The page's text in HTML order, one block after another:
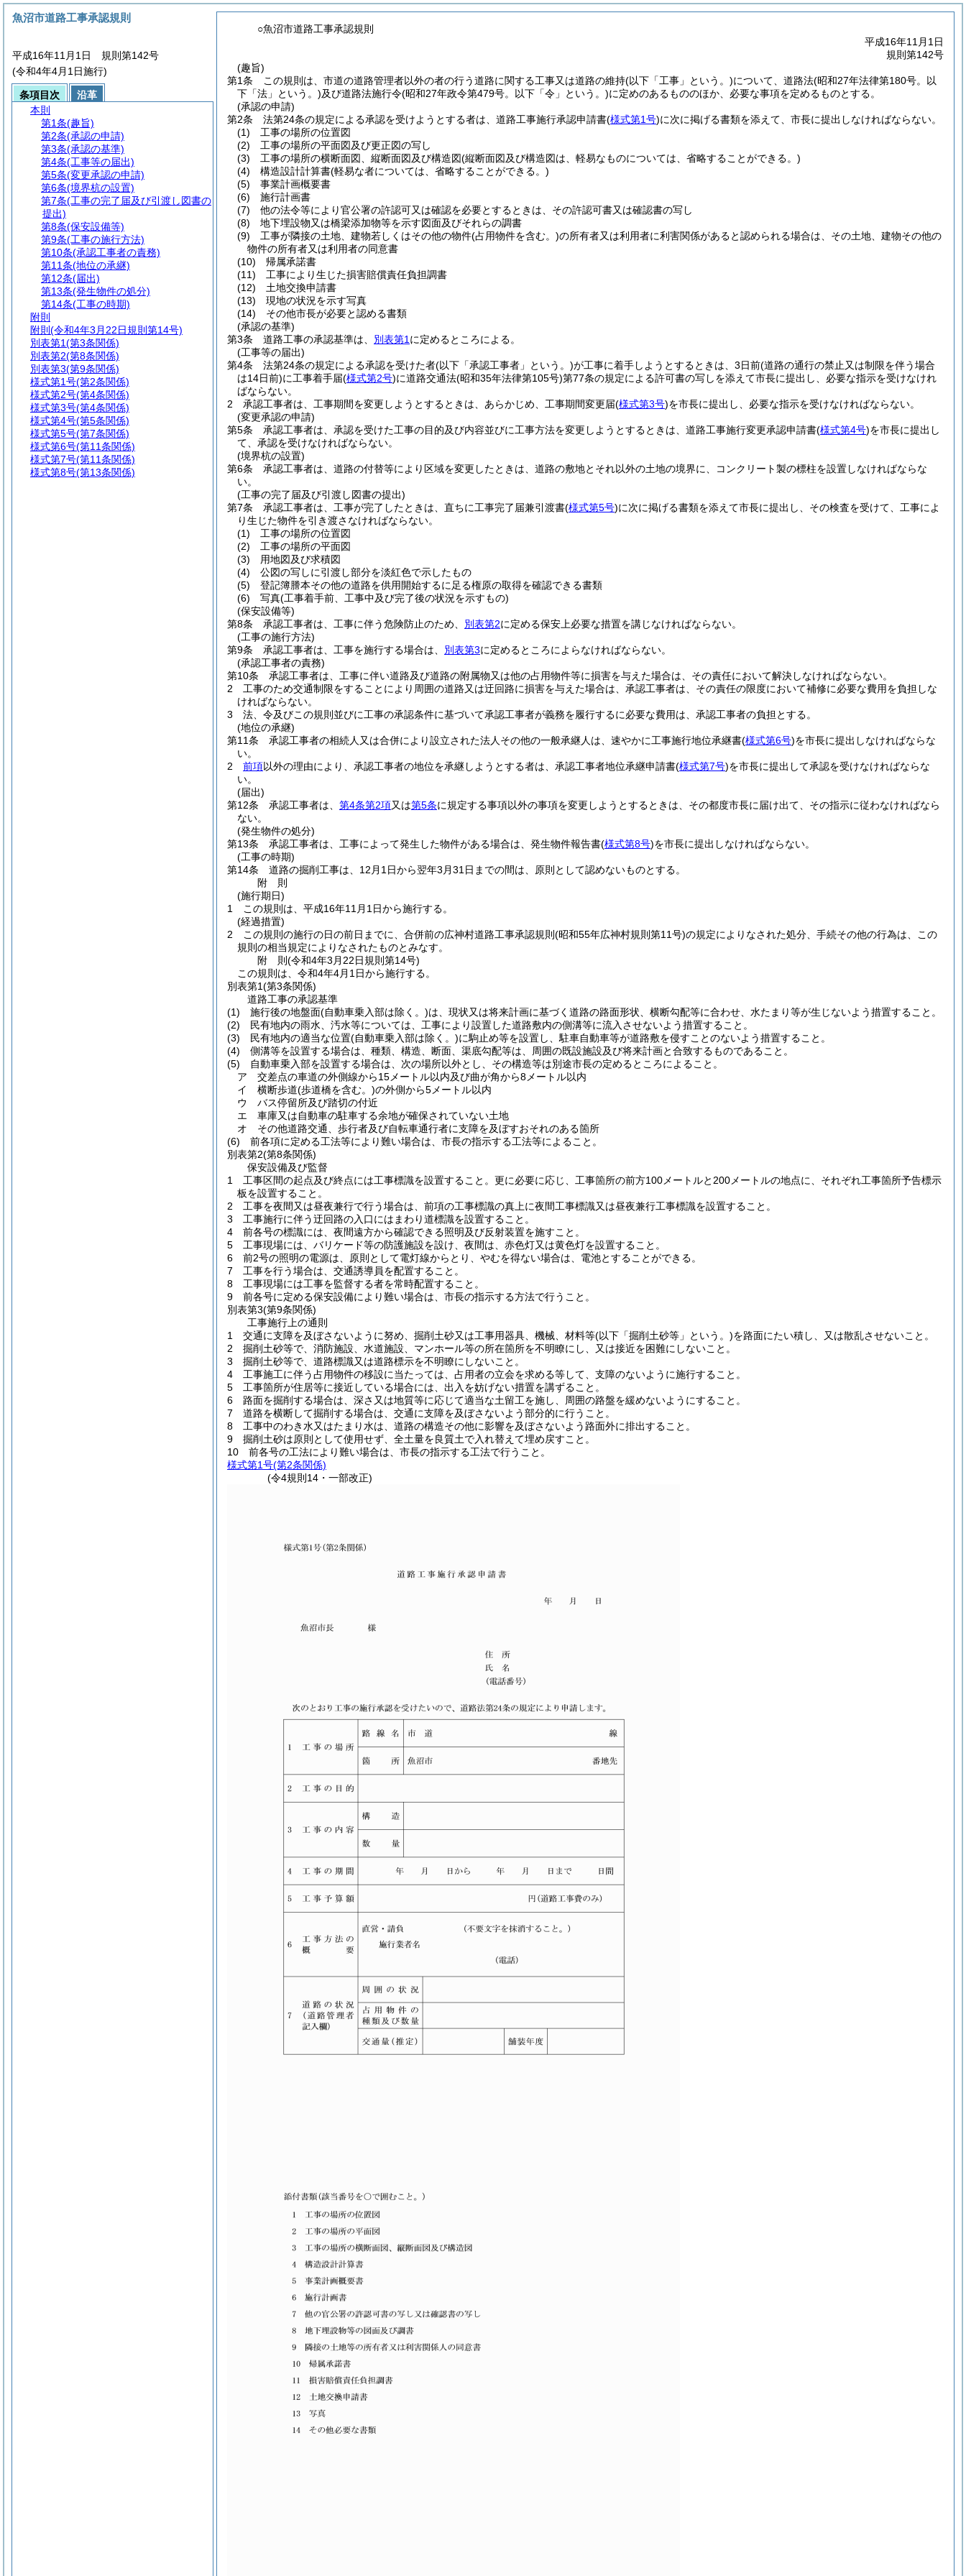
○魚沼市道路工事承認規則
平成16年11月1日
規則第142号
(趣旨)
第1条
この規則は、市道の道路管理者以外の者の行う道路に関する工事又は道路の維持(以下「工事」という。)について、道路法(昭和27年法律第180号。以
下「法」という。)及び道路法施行令(昭和27年政令第479号。以下「令」という。)に定めのあるもののほか、必要な事項を定めるものとする。
(承認の申請)
第2条
法第24条の規定による承認を受けようとする者は、道路工事施行承認申請書(様式第1号)に次に掲げる書類を添えて、市長に提出しなければならない。
(1)
工事の場所の位置図
(2)
工事の場所の平面図及び更正図の写し
(3)
工事の場所の横断面図、縦断面図及び構造図(縦断面図及び構造図は、軽易なものについては、省略することができる。)
(4)
構造設計計算書(軽易な者については、省略することができる。)
(5)
事業計画概要書
(6)
施行計画書
(7)
他の法令等により官公署の許認可又は確認を必要とするときは、その許認可書又は確認書の写し
(8)
地下埋設物又は橋梁添加物等を示す図面及びそれらの調書
(9)
工事が隣接の土地、建物若しくはその他の物件(占用物件を含む。)の所有者又は利用者に利害関係があると認められる場合は、その土地、建物その他の
物件の所有者又は利用者の同意書
(10)
帰属承諾書
(11)
工事により生じた損害賠償責任負担調書
(12)
土地交換申請書
(13)
現地の状況を示す写真
(14)
その他市長が必要と認める書類
(承認の基準)
第3条
道路工事の承認基準は、 別表第1 に定めるところによる。
(工事等の届出)
第4条
法第24条の規定による承認を受けた者(以下「承認工事者」という。)が工事に着手しようとするときは、3日前(道路の通行の禁止又は制限を伴う場合
は14日前)に工事着手届(様式第2号)に道路交通法(昭和35年法律第105号)第77条の規定による許可書の写しを添えて市長に提出し、必要な指示を受けなけれ
ばならない。
2
承認工事者は、工事期間を変更しようとするときは、あらかじめ、工事期間変更届(様式第3号)を市長に提出し、必要な指示を受けなければならない。
(変更承認の申請)
第5条
承認工事者は、承認を受けた工事の目的及び内容並びに工事方法を変更しようとするときは、道路工事施行変更承認申請書(様式第4号)を市長に提出し
て、承認を受けなければならない。
(境界杭の設置)
第6条
承認工事者は、道路の付替等により区域を変更したときは、道路の敷地とそれ以外の土地の境界に、コンクリート製の標柱を設置しなければならな
い。
(工事の完了届及び引渡し図書の提出)
第7条
承認工事者は、工事が完了したときは、直ちに工事完了届兼引渡書(様式第5号)に次に掲げる書類を添えて市長に提出し、その検査を受けて、工事によ
り生じた物件を引き渡さなければならない。
(1)
工事の場所の位置図
(2)
工事の場所の平面図
(3)
用地図及び求積図
(4)
公図の写しに引渡し部分を淡紅色で示したもの
(5)
登記簿謄本その他の道路を供用開始するに足る権原の取得を確認できる書類
(6)
写真(工事着手前、工事中及び完了後の状況を示すもの)
(保安設備等)
第8条
承認工事者は、工事に伴う危険防止のため、 別表第2に定める保安上必要な措置を講じなければならない。
(工事の施行方法)
第9条
承認工事者は、工事を施行する場合は、 別表第3に定めるところによらなければならない。
(承認工事者の責務)
第10条
承認工事者は、工事に伴い道路及び道路の附属物又は他の占用物件等に損害を与えた場合は、その責任において解決しなければならない。
2
工事のため交通制限をすることにより周囲の道路又は迂回路に損害を与えた場合は、承認工事者は、その責任の限度において補修に必要な費用を負担しな
ければならない。
3
法、令及びこの規則並びに工事の承認条件に基づいて承認工事者が義務を履行するに必要な費用は、承認工事者の負担とする。
(地位の承継)
第11条
承認工事者の相続人又は合併により設立された法人その他の一般承継人は、速やかに工事施行地位承継書(様式第6号)を市長に提出しなければならな
い。
2
前項以外の理由により、承認工事者の地位を承継しようとする者は、承認工事者地位承継申請書(様式第7号)を市長に提出して承認を受けなければならな
い。
(届出)
第12条
承認工事者は、 第4条第2項又は第5条に規定する事項以外の事項を変更しようとするときは、その都度市長に届け出て、その指示に従わなければなら
ない。
(発生物件の処分)
第13条
承認工事者は、工事によって発生した物件がある場合は、発生物件報告書(様式第8号)を市長に提出しなければならない。
(工事の時期)
第14条
道路の掘削工事は、12月1日から翌年3月31日までの間は、原則として認めないものとする。
附 則
(施行期日)
1
この規則は、平成16年11月1日から施行する。
(経過措置)
2
この規則の施行の日の前日までに、合併前の広神村道路工事承認規則 (昭和55年広神村規則第11号)の規定によりなされた処分、手続その他の行為は、この
規則の相当規定によりなされたものとみなす。
附 則(令和4年3月22日規則第14号)
この規則は、令和4年4月1日から施行する。
別表第1(第3条関係)
道路工事の承認基準
(1) 施行後の地盤面(自動車乗入部は除く。)は、現状又は将来計画に基づく道路の路面形状、横断勾配等に合わせ、水たまり等が生じないよう措置すること。
(2) 民有地内の雨水、汚水等については、工事により設置した道路敷内の側溝等に流入させないよう措置すること。
(3) 民有地内の適当な位置(自動車乗入部は除く。)に駒止め等を設置し、駐車自動車等が道路敷を侵すことのないよう措置すること。
(4) 側溝等を設置する場合は、種類、構造、断面、渠底勾配等は、周囲の既設施設及び将来計画と合致するものであること。
(5) 自動車乗入部を設置する場合は、次の場所以外とし、その構造等は別途市長の定めるところによること。
ア 交差点の車道の外側線から15メートル以内及び曲が角から8メートル以内
イ 横断歩道(歩道橋を含む。)の外側から5メートル以内
ウ バス停留所及び踏切の付近
エ 車庫又は自動車の駐車する余地が確保されていない土地
オ その他道路交通、歩行者及び自転車通行者に支障を及ぼすおそれのある箇所
(6) 前各項に定める工法等により難い場合は、市長の指示する工法等によること。
別表第2(第8条関係)
保安設備及び監督
1 工事区間の起点及び終点には工事標識を設置すること。更に必要に応じ、工事箇所の前方100メートルと200メートルの地点に、それぞれ工事箇所予告標示
板を設置すること。
2 工事を夜間又は昼夜兼行で行う場合は、前項の工事標識の真上に夜間工事標識又は昼夜兼行工事標識を設置すること。
3 工事施行に伴う迂回路の入口にはまわり道標識を設置すること。
4 前各号の標識には、夜間遠方から確認できる照明及び反射装置を施すこと。
5 工事現場には、バリケード等の防護施設を設け、夜間は、赤色灯又は黄色灯を設置すること。
6 前2号の照明の電源は、原則として電灯線からとり、やむを得ない場合は、電池とすることができる。
7 工事を行う場合は、交通誘導員を配置すること。
8 工事現場には工事を監督する者を常時配置すること。
9 前各号に定める保安設備により難い場合は、市長の指示する方法で行うこと。
別表第3(第9条関係)
工事施行上の通則
1 交通に支障を及ぼさないように努め、掘削土砂又は工事用器具、機械、材料等(以下「掘削土砂等」という。)を路面にたい積し、又は散乱させないこと。
2 掘削土砂等で、消防施設、水道施設、マンホール等の所在箇所を不明瞭にし、又は接近を困難にしないこと。
3 掘削土砂等で、道路標識又は道路標示を不明瞭にしないこと。
4 工事施工に伴う占用物件の移設に当たっては、占用者の立会を求める等して、支障のないように施行すること。
5 工事箇所が住居等に接近している場合には、出入を妨げない措置を講ずること。
6 路面を掘削する場合は、深さ又は地質等に応じて適当な土留工を施し、周囲の路盤を緩めないようにすること。
7 道路を横断して掘削する場合は、交通に支障を及ぼさないよう部分的に行うこと。
8 工事中のわき水又はたまり水は、道路の構造その他に影響を及ぼさないよう路面外に排出すること。
9 掘削土砂は原則として使用せず、全土量を良質土で入れ替えて埋め戻すこと。
10 前各号の工法により難い場合は、市長の指示する工法で行うこと。
様式第1号(第2条関係)
(令4規則14・一部改正)
魚沼市道路工事承認規則
平成16年11月1日 規則第142号
(令和4年4月1日施行)
条項目次
沿革
本則
第1条(趣旨)
第2条(承認の申請)
第3条(承認の基準)
第4条(工事等の届出)
第5条(変更承認の申請)
第6条(境界杭の設置)
第7条(工事の完了届及び引渡し図書の
提出)
第8条(保安設備等)
第9条(工事の施行方法)
第10条(承認工事者の責務)
第11条(地位の承継)
第12条(届出)
第13条(発生物件の処分)
第14条(工事の時期)
附則
附則 (令和4年3月22日規則第14号)
別表第1(第3条関係)
別表第2(第8条関係)
別表第3(第9条関係)
様式第1号(第2条関係)
様式第2号(第4条関係)
様式第3号(第4条関係)
様式第4号(第5条関係)
様式第5号(第7条関係)
様式第6号(第11条関係)
様式第7号(第11条関係)
様式第8号(第13条関係)